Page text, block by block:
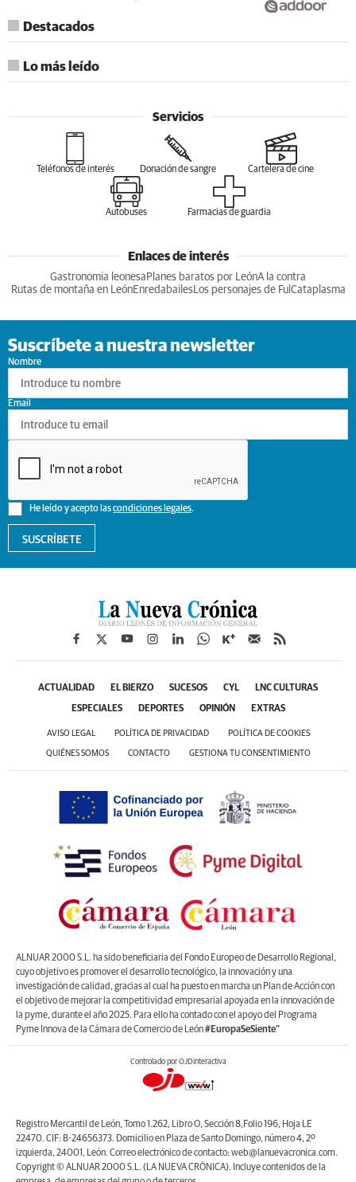
Destacados
Lo más leído
Servicios
Teléfonos de interés Donación de sangre Cartelera de cine
Autobuses Farmacias de guardia
Enlaces de interés
Gastronomia leonesa Planes baratos por LeónA la contra
Rutas de montaña en LeónEnredabailesLos personajes de Ful Cataplasma
Suscríbete a nuestra newsletter
Nombre
He leído y acepto lascondiciones legales.
Email
SUSCRÍBETE
ACTUALIDAD EL BIERZO SUCESOS CYL LNC CULTURAS
ESPECIALES DEPORTES OPINIÓN EXTRAS
AVISO LEGAL POLÍTICA DE PRIVACIDAD POLÍTICA DE COOKIES
QUIÉNES SOMOS CONTACTO GESTIONA TU CONSENTIMIENTO
ALNUAR 2000 S.L. ha sido beneficiaria del Fondo Europeo de Desarrollo Regional,
cuyo objetivo es promover el desarrollo tecnológico, la innovación y una
investigación de calidad, gracias al cual ha puesto en marcha un Plan de Acción con
el objetivo de mejorar la competitividad empresarial apoyada en la innovación de
la pyme, durante el año 2025. Para ello ha contado con el apoyo del Programa
Pyme Innova de la Cámara de Comercio de León#EuropaSeSiente”
Controlado por OJDinteractiva
Registro Mercantil de León, Tomo 1.262, Libro O, Sección 8,Folio 196, Hoja LE
22470. CIF: B-24656373. Domicilio en Plaza de Santo Domingo, número 4, 2º
izquierda, 24001, León. Correo electrónico de contacto: web@lanuevacronica.com.
Copyright © ALNUAR 2000 S.L. (LA NUEVA CRÓNICA). Incluye contenidos de la